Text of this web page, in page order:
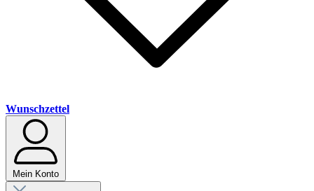
Wunschzettel
Mein Konto